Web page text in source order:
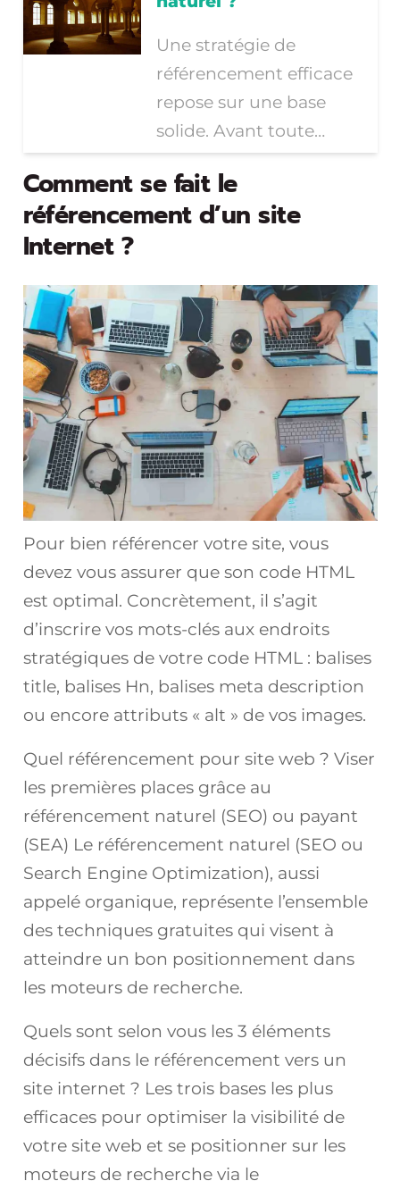
Une stratégie de
référencement efficace
repose sur une base
solide. Avant toute…
Comment se fait le
référencement d’un site
Internet ?
Pour bien référencer votre site, vous
devez vous assurer que son code HTML
est optimal. Concrètement, il s’agit
d’inscrire vos mots-clés aux endroits
stratégiques de votre code HTML : balises
title, balises Hn, balises meta description
ou encore attributs « alt » de vos images.
Quel référencement pour site web ? Viser
les premières places grâce au
référencement naturel (SEO) ou payant
(SEA) Le référencement naturel (SEO ou
Search Engine Optimization), aussi
appelé organique, représente l’ensemble
des techniques gratuites qui visent à
atteindre un bon positionnement dans
les moteurs de recherche.
Quels sont selon vous les 3 éléments
décisifs dans le référencement vers un
site internet ? Les trois bases les plus
efficaces pour optimiser la visibilité de
votre site web et se positionner sur les
moteurs de recherche via le